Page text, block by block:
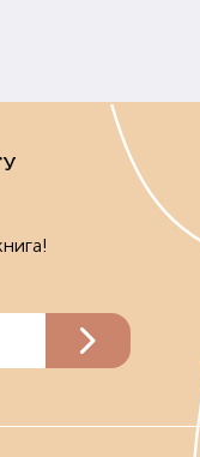
у
При внесенні у
ґрунту внаслідок
факторів.
бактерії
тваринам для
родючості,
до зворотного